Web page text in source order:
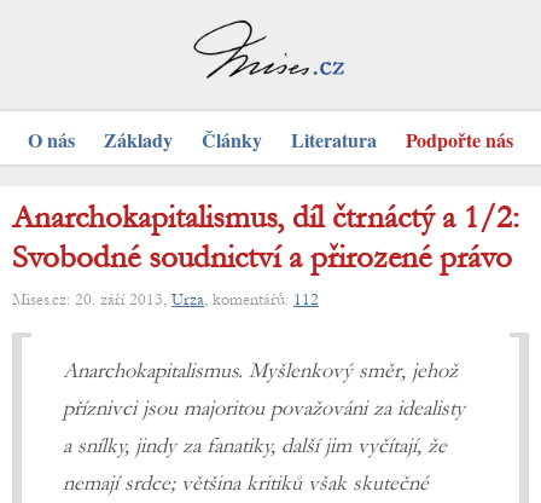
O nás Základy Články Literatura Podpořte nás
Anarchokapitalismus, díl čtrnáctý a 1/2:
Svobodné soudnictví a přirozené právo
Mises.cz: 20. září 2013, Urza, komentářů: 112
Anarchokapitalismus. Myšlenkový směr, jehož
příznivci jsou majoritou považováni za idealisty
a snílky, jindy za fanatiky, další jim vyčítají, že
nemají srdce; většina kritiků však skutečné